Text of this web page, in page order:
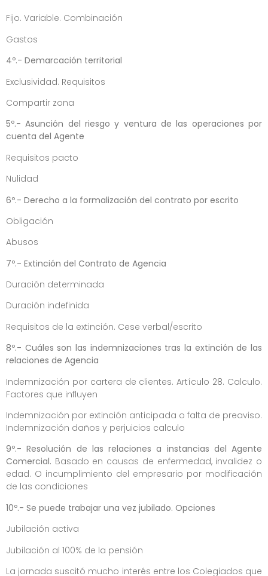
Fijo. Variable. Combinación
Gastos
4º.- Demarcación territorial
Exclusividad. Requisitos
Compartir zona
5º.- Asunción del riesgo y ventura de las operaciones por
cuenta del Agente
Requisitos pacto
Nulidad
6º.- Derecho a la formalización del contrato por escrito
Obligación
Abusos
7º.- Extinción del Contrato de Agencia
Duración determinada
Duración indefinida
Requisitos de la extinción. Cese verbal/escrito
8º.- Cuáles son las indemnizaciones tras la extinción de las
relaciones de Agencia
Indemnización por cartera de clientes. Artículo 28. Calculo.
Factores que influyen
Indemnización por extinción anticipada o falta de preaviso.
Indemnización daños y perjuicios calculo
9º.- Resolución de las relaciones a instancias del Agente
Comercial. Basado en causas de enfermedad, invalidez o
edad. O incumplimiento del empresario por modificación
de las condiciones
10º.- Se puede trabajar una vez jubilado. Opciones
Jubilación activa
Jubilación al 100% de la pensión
La jornada suscitó mucho interés entre los Colegiados que